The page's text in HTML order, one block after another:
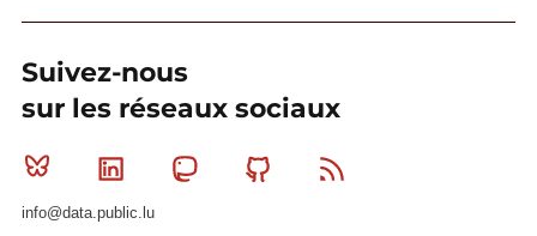
Suivez-nous
sur les réseaux sociaux
Bluesky Linkedin MastodonGithub
info@data.public.lu